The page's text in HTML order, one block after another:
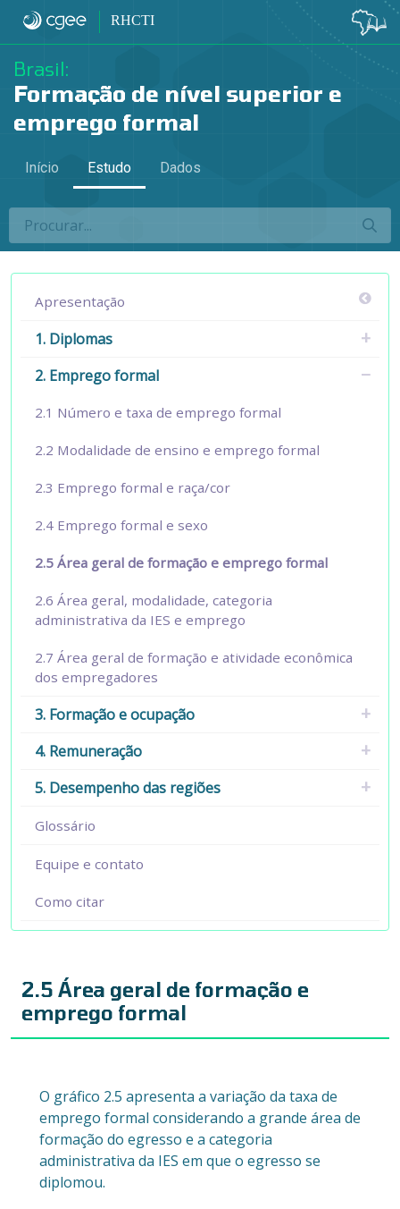
2.5 Área geral de formação e
RHCTI
Brasil:
Formação de nível superior e
emprego formal
Início Estudo Dados
Apresentação
1. Diplomas
2. Emprego formal
2.1 Número e taxa de emprego formal
2.2 Modalidade de ensino e emprego formal
2.3 Emprego formal e raça/cor
2.4 Emprego formal e sexo
2.5 Área geral de formação e emprego formal
2.6 Área geral, modalidade, categoria
administrativa da IES e emprego
2.7 Área geral de formação e atividade econômica
dos empregadores
3. Formação e ocupação
4. Remuneração
5. Desempenho das regiões
Glossário
Equipe e contato
Como citar
2.5 Área geral de formação e
emprego formal
O gráfico 2.5 apresenta a variação da taxa de
emprego formal considerando a grande área de
formação do egresso e a categoria
administrativa da IES em que o egresso se
diplomou.